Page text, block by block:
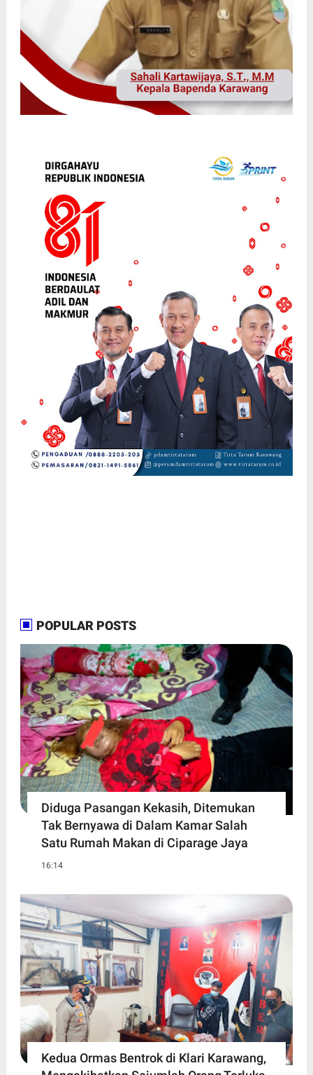
POPULAR POSTS
Diduga Pasangan Kekasih, Ditemukan
Tak Bernyawa di Dalam Kamar Salah
Satu Rumah Makan di Ciparage Jaya
16:14
Kedua Ormas Bentrok di Klari Karawang,